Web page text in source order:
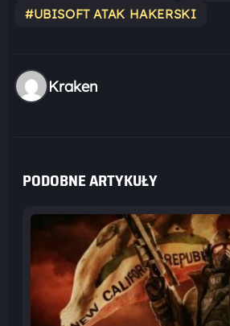
#UBISOFT ATAK HAKERSKI
Kraken
PODOBNE ARTYKUŁY